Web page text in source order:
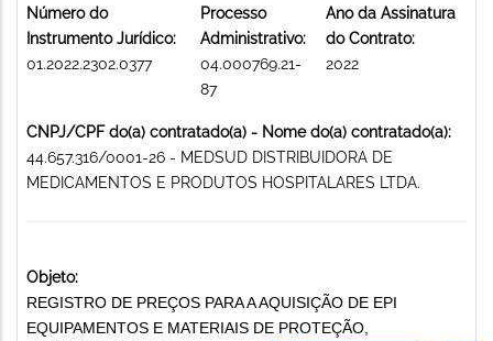
Número do
Instrumento Jurídico:
01.2022.2302.0377
Processo
Administrativo:
04.000769.21-
87
Ano da Assinatura
do Contrato:
2022
CNPJ/CPF do(a) contratado(a) - Nome do(a) contratado(a):
44.657.316/0001-26 - MEDSUD DISTRIBUIDORA DE
MEDICAMENTOS E PRODUTOS HOSPITALARES LTDA.
Objeto:
REGISTRO DE PREÇOS PARA A AQUISIÇÃO DE EPI
EQUIPAMENTOS E MATERIAIS DE PROTEÇÃO,